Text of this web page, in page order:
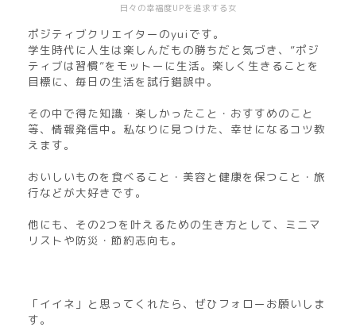
日々の幸福度UPを追求する女
ポジティブクリエイターのyuiです。
学生時代に人生は楽しんだもの勝ちだと気づき、”ポジ
ティブは習慣”をモットーに生活。楽しく生きることを
目標に、毎日の生活を試行錯誤中。
その中で得た知識・楽しかったこと・おすすめのこと
等、情報発信中。私なりに見つけた、幸せになるコツ教
えます。
おいしいものを食べること・美容と健康を保つこと・旅
行などが大好きです。
他にも、その2つを叶えるための生き方として、ミニマ
リストや防災・節約志向も。
「イイネ」と思ってくれたら、ぜひフォローお願いしま
す。